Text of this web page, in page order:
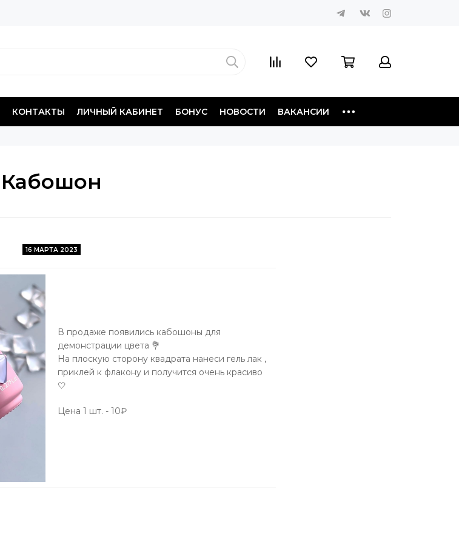
КОНТАКТЫ ЛИЧНЫЙ КАБИНЕТ БОНУС НОВОСТИ ВАКАНСИИ
Кабошон
16 МАРТА 2023
В продаже появились кабошоны для
демонстрации цвета 💐
На плоскую сторону квадрата нанеси гель лак ,
приклей к флакону и получится очень красиво
🤍
Цена 1 шт. - 10₽